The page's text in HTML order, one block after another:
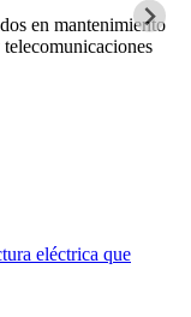
en mantenimiento